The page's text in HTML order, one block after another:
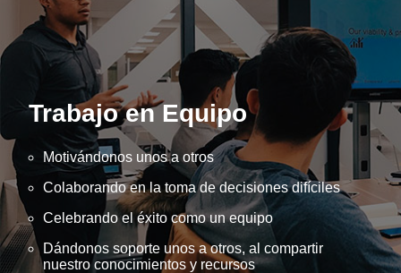
Trabajo en Equipo
Motivándonos unos a otros
Colaborando en la toma de decisiones difíciles
Celebrando el éxito como un equipo
Dándonos soporte unos a otros, al compartir
nuestro conocimientos y recursos